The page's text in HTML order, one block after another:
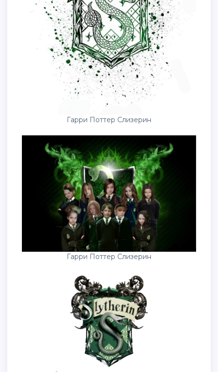
Гарри Поттер Слизерин
Гарри Поттер Слизерин
Эмблема Слизерин из Гарри Поттера